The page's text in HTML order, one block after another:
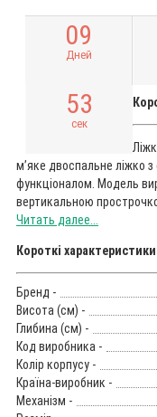
09
Дней
52
сек
м’яке двоспальне ліжко
функціоналом. Модель
вертикальною
Читать далее...
Короткі характеристики
Бренд -
Висота (см) -
Глибина (см) -
Код виробника -
Колір корпусу -
Країна-виробник -
Механізм -